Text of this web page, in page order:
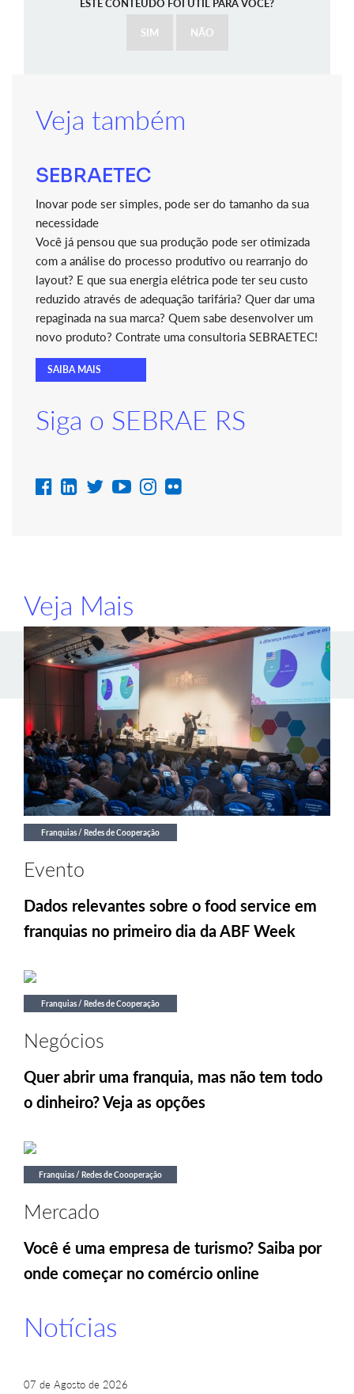
ESTE CONTEÚDO FOI ÚTIL PARA VOCÊ?
SIM NÃO
Veja também
SEBRAETEC
Inovar pode ser simples, pode ser do tamanho da sua
necessidade
Você já pensou que sua produção pode ser otimizada
com a análise do processo produtivo ou rearranjo do
layout? E que sua energia elétrica pode ter seu custo
reduzido através de adequação tarifária? Quer dar uma
repaginada na sua marca? Quem sabe desenvolver um
novo produto? Contrate uma consultoria SEBRAETEC!
SAIBA MAIS
Siga o SEBRAE RS
Veja Mais
Franquias / Redes de Cooperação
Evento
Dados relevantes sobre o food service em
franquias no primeiro dia da ABF Week
Franquias / Redes de Cooperação
Negócios
Quer abrir uma franquia, mas não tem todo
o dinheiro? Veja as opções
Franquias / Redes de Coooperação
Mercado
Você é uma empresa de turismo? Saiba por
onde começar no comércio online
Notícias
07 de Agosto de 2026